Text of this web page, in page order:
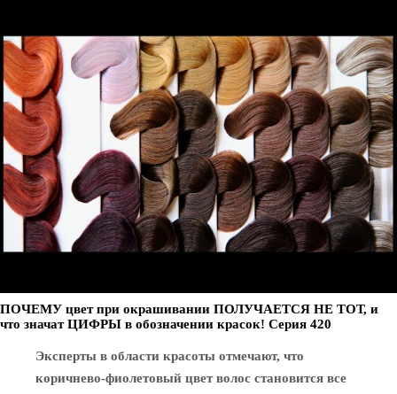
ПОЧЕМУ цвет при окрашивании ПОЛУЧАЕТСЯ НЕ ТОТ, и
что значат ЦИФРЫ в обозначении красок! Серия 420
Эксперты в области красоты отмечают, что
коричнево-фиолетовый цвет волос становится все